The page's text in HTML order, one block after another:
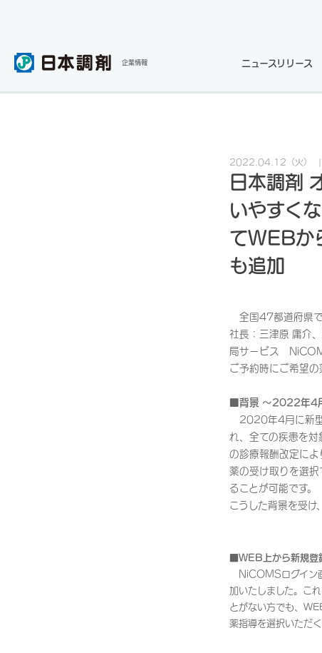
企業情報 ニュースリリース
2022.04.12 （火）
日本調剤
いやすく
てWEBか
も追加
全国47都道府県で
社長：三津原 庸介
局サービス
ご予約時にご希望の
■背景 ～2022年4
2020年4月に新型
れ、全ての疾患を
の診療報酬改定に
薬の受け取りを選
ることが可能です。
こうした背景を受
■WEB上から新規登
NiCOMSログイン
加いたしました。こ
とがない方でも、
薬指導を選択いただく